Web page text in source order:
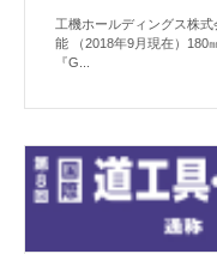
工機ホールディングス株
能 （2018年9月現在）180
『G...